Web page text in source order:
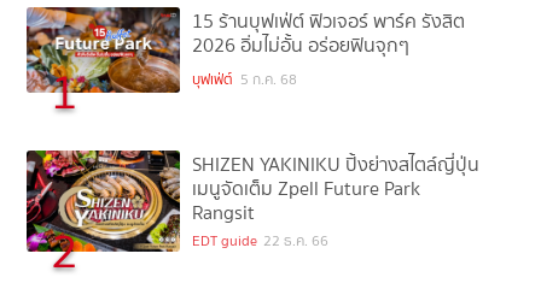
1
15 ร้านบุฟเฟ่ต์ ฟิวเจอร์ พาร์ค รังสิต
2026 อิ่มไม่อั้น อร่อยฟินจุกๆ
บุฟเฟ่ต์ 5 ก.ค. 68
2
SHIZEN YAKINIKU ปิ้งย่างสไตล์ญี่ปุ่น
เมนูจัดเต็ม Zpell Future Park
Rangsit
EDT guide 22 ธ.ค. 66